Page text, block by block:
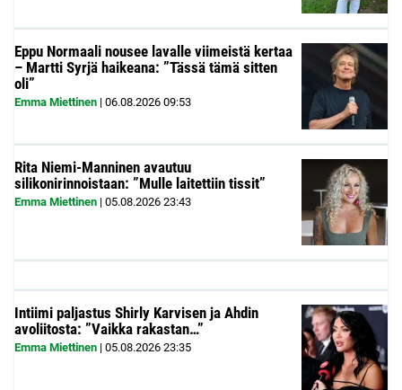
Eppu Normaali nousee lavalle viimeistä kertaa
– Martti Syrjä haikeana: ”Tässä tämä sitten
oli”
Emma Miettinen | 06.08.2026 09:53
Rita Niemi-Manninen avautuu
silikonirinnoistaan: ”Mulle laitettiin tissit”
Emma Miettinen | 05.08.2026 23:43
Intiimi paljastus Shirly Karvisen ja Ahdin
avoliitosta: ”Vaikka rakastan…”
Emma Miettinen | 05.08.2026 23:35